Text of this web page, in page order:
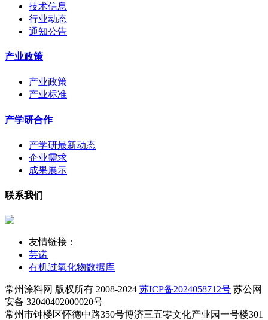
技术信息
行业动态
通知公告
产业政策
产业政策
产业标准
产学研合作
产学研最新动态
企业需求
成果展示
联系我们
友情链接：
芸诺
有机过氧化物数据库
常州涂料网 版权所有 2008-2024 苏ICP备2024058712号 苏公网
安备 32040402000020号
常州市钟楼区怀德中路350号博济三五零文化产业园一号楼301